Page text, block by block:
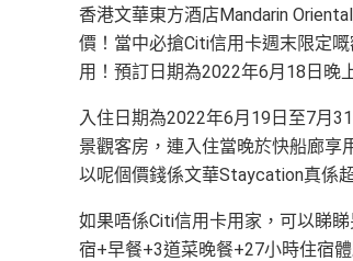
香港文華東方酒店Mandarin
價！當中必搶Citi信用卡週末限定
用！預訂日期為2022年6月18日晚
入住日期為2022年6月19日至7月
景觀客房，連入住當晚於快船廊享
以呢個價錢係文華Staycation真係
如果唔係Citi信用卡用家，可以睇
宿+早餐+3道菜晚餐+27小時住宿